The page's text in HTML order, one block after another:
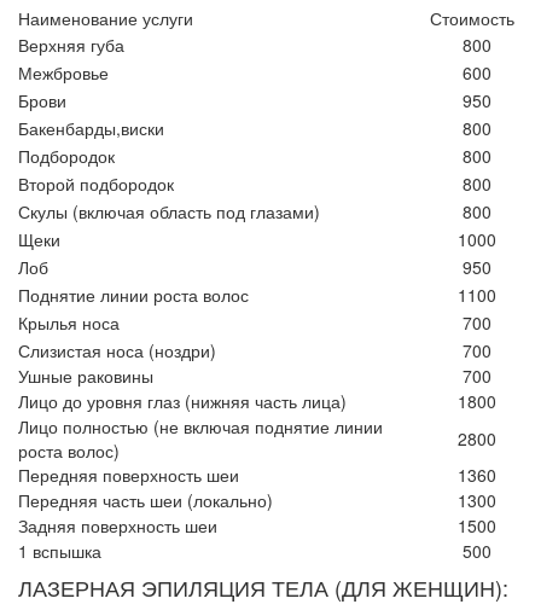
Наименование услуги
Стоимость
Верхняя губа
800
Межбровье
600
Брови
950
Бакенбарды,виски
800
Подбородок
800
Второй подбородок
800
Скулы (включая область под глазами)
800
Щеки
1000
Лоб
950
Поднятие линии роста волос
1100
Крылья носа
700
Слизистая носа (ноздри)
700
Ушные раковины
700
Лицо до уровня глаз (нижняя часть лица)
1800
Лицо полностью (не включая поднятие линии
роста волос)
2800
Передняя поверхность шеи
1360
Передняя часть шеи (локально)
1300
Задняя поверхность шеи
1500
1 вспышка
500
ЛАЗЕРНАЯ ЭПИЛЯЦИЯ ТЕЛА (ДЛЯ ЖЕНЩИН):